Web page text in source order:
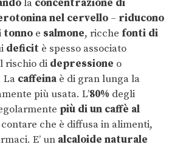
la concentrazione di
nel cervello – riducono
tonno e salmone, ricche fonti di
deficit è spesso associato
rischio di depressione o
La caffeina è di gran lunga la
più usata. L’80% degli
più di un caffè al
che è diffusa in alimenti,
E’ un alcaloide naturale